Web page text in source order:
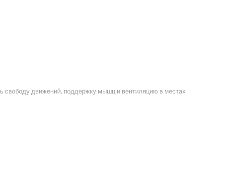
свободу движений, поддержку мышц и вентиляцию в местах